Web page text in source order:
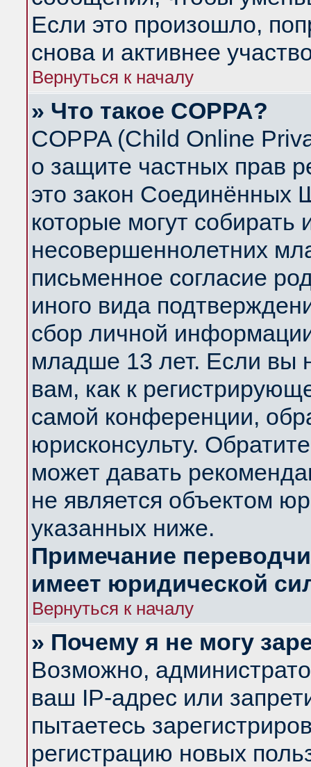
Если это произошло,
снова и активнее
Вернуться к началу
» Что такое COPPA?
COPPA (Child Online
о защите частных прав
это закон Соединённых
которые могут
несовершеннолетних
письменное согласие
иного вида
сбор личной
младше 13 лет. Если вы
вам, как к
самой конференции,
юрисконсульту.
может давать
не является объектом
указанных ниже.
Примечание
имеет юридической
Вернуться к началу
» Почему я не могу
Возможно,
ваш IP-адрес или
пытаетесь
регистрацию новых